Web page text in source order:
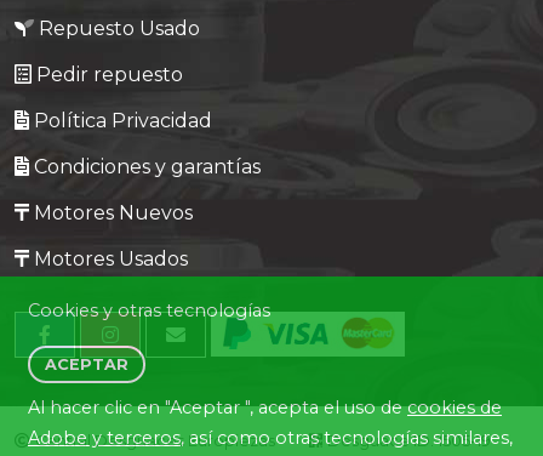
Repuesto Usado
Pedir repuesto
Política Privacidad
Condiciones y garantías
Motores Nuevos
Motores Usados
Central Desguaces Europiezas Desguace ID. 1505-19
Cookies y otras tecnologías
ACEPTAR
Al hacer clic en "Aceptar ", acepta el uso decookies de
Adobe y terceros, así como otras tecnologías similares,